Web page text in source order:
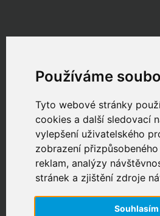
Používáme
Tyto webové stránky
cookies a další sledovací
vylepšení uživatelského
zobrazení
reklam, analýzy
stránek a zjištění zdroje
Souhlasím
Přihlásit
E-mail nebo zákaznické
Zůstat
Přihlásit